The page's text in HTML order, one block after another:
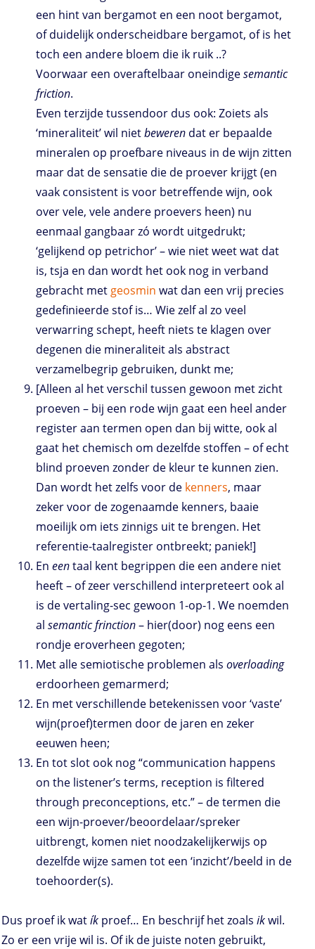
een hint van bergamot en een noot bergamot,
of duidelijk onderscheidbare bergamot, of is het
toch een andere bloem die ik ruik ..?
Voorwaar een overaftelbaar oneindigesemantic
friction.
Even terzijde tussendoor dus ook: Zoiets als
‘mineraliteit’ wil nietbeweren dat er bepaalde
mineralen op proefbare niveaus in de wijn zitten
maar dat de sensatie die de proever krijgt (en
vaak consistent is voor betreffende wijn, ook
over vele, vele andere proevers heen) nu
eenmaal gangbaar zó wordt uitgedrukt;
‘gelijkend op petrichor’ – wie niet weet wat dat
is, tsja en dan wordt het ook nog in verband
gebracht met geosmin wat dan een vrij precies
gedefinieerde stof is… Wie zelf al zo veel
verwarring schept, heeft niets te klagen over
degenen die mineraliteit als abstract
verzamelbegrip gebruiken, dunkt me;
[Alleen al het verschil tussen gewoon met zicht
proeven – bij een rode wijn gaat een heel ander
register aan termen open dan bij witte, ook al
gaat het chemisch om dezelfde stoffen – of echt
blind proeven zonder de kleur te kunnen zien.
Dan wordt het zelfs voor de kenners, maar
zeker voor de zogenaamde kenners, baaie
moeilijk om iets zinnigs uit te brengen. Het
referentie-taalregister ontbreekt; paniek!]
En eentaal kent begrippen die een andere niet
heeft – of zeer verschillend interpreteert ook al
is de vertaling-sec gewoon 1-op-1. We noemden
al semantic frinction– hier(door) nog eens een
rondje eroverheen gegoten;
Met alle semiotische problemen als overloading
erdoorheen gemarmerd;
En met verschillende betekenissen voor ‘vaste’
wijn(proef)termen door de jaren en zeker
eeuwen heen;
En tot slot ook nog “communication happens
on the listener’s terms, reception is filtered
through preconceptions, etc.” – de termen die
een wijn-proever/beoordelaar/spreker
uitbrengt, komen niet noodzakelijkerwijs op
dezelfde wijze samen tot een ‘inzicht’/beeld in de
toehoorder(s).
Dus proef ik watík proef… En beschrijf het zoals ikwil.
Zo er een vrije wil is. Of ik de juiste noten gebruikt,